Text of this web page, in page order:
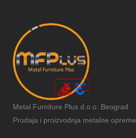
Metal Furniture Plus d.o.o. Beograd
Prodaja i proizvodnja metalne opreme